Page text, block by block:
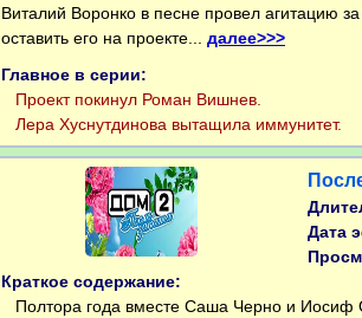
Виталий Воронко в песне провел агитацию
оставить его на проекте... далее>>>
Главное в серии:
Проект покинул Роман Вишнев.
Лера Хуснутдинова вытащила иммунитет.
Дата
Краткое содержание:
Полтора года вместе Саша Черно и Иосиф